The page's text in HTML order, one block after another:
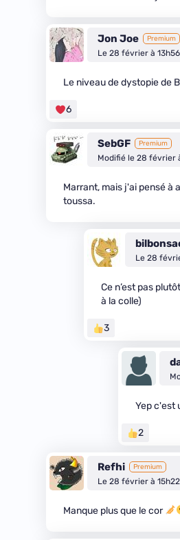
Jon Joe Premium
Le 28 février à 13h56
Le niveau de dystopie de
6
SebGF Premium
Modifié le 28 février
Marrant, mais j'ai pensé à
toussa.
Le 28
Ce n’est pas
à la colle)
3
Yep c'est
2
Refhi Premium
Le 28 février à 15h22
Manque plus que le cor